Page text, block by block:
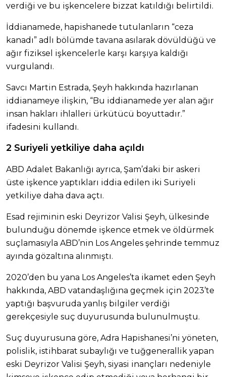
verdiği ve bu işkencelere bizzat katıldığı belirtildi.
İddianamede, hapishanede tutulanların “ceza
kanadı” adlı bölümde tavana asılarak dövüldüğü ve
ağır fiziksel işkencelerle karşı karşıya kaldığı
vurgulandı.
Savcı Martin Estrada, Şeyh hakkında hazırlanan
iddianameye ilişkin, “Bu iddianamede yer alan ağır
insan hakları ihlalleri ürkütücü boyuttadır.”
ifadesini kullandı.
2 Suriyeli yetkiliye daha açıldı
ABD Adalet Bakanlığı ayrıca, Şam’daki bir askeri
üste işkence yaptıkları iddia edilen iki Suriyeli
yetkiliye daha dava açtı.
Esad rejiminin eski Deyrizor Valisi Şeyh, ülkesinde
bulunduğu dönemde işkence etmek ve öldürmek
suçlamasıyla ABD’nin Los Angeles şehrinde temmuz
ayında gözaltına alınmıştı.
2020’den bu yana Los Angeles’ta ikamet eden Şeyh
hakkında, ABD vatandaşlığına geçmek için 2023’te
yaptığı başvuruda yanlış bilgiler verdiği
gerekçesiyle suç duyurusunda bulunulmuştu.
Suç duyurusuna göre, Adra Hapishanesi’ni yöneten,
polislik, istihbarat subaylığı ve tuğgenerallik yapan
eski Deyrizor Valisi Şeyh, siyasi inançları nedeniyle